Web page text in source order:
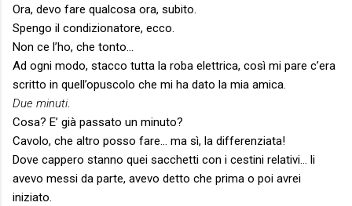
Ora, devo fare qualcosa ora, subito.
Spengo il condizionatore, ecco.
Non ce l’ho, che tonto…
Ad ogni modo, stacco tutta la roba elettrica, così mi pare c’era
scritto in quell’opuscolo che mi ha dato la mia amica.
Due minuti.
Cosa? E’ già passato un minuto?
Cavolo, che altro posso fare… ma sì, la differenziata!
Dove cappero stanno quei sacchetti con i cestini relativi… li
avevo messi da parte, avevo detto che prima o poi avrei
iniziato.